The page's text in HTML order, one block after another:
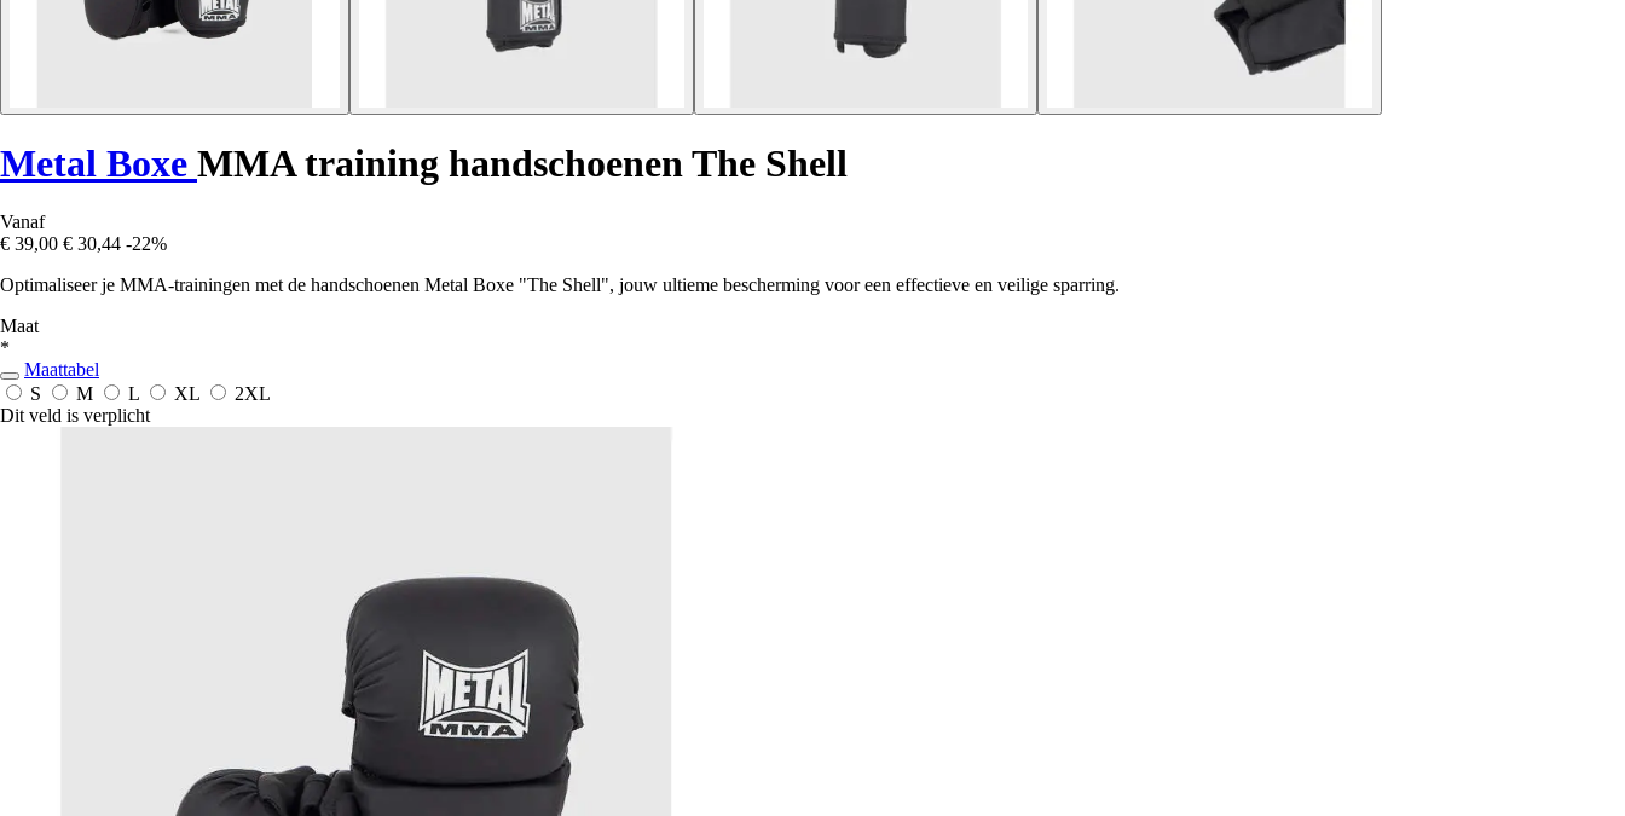
Metal Boxe MMA training handschoenen The Shell
Vanaf
€ 39,00 € 30,44 -22%
Optimaliseer je MMA-trainingen met de handschoenen Metal Boxe "The Shell", jouw ultieme bescherming voor een effectieve en veilige sparring.
Maat
*
Maattabel
S
M L XL
2XL
Dit veld is verplicht